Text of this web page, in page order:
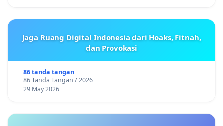
Jaga Ruang Digital Indonesia dari Hoaks, Fitnah,
dan Provokasi
86 tanda tangan
86 Tanda Tangan / 2026
29 May 2026